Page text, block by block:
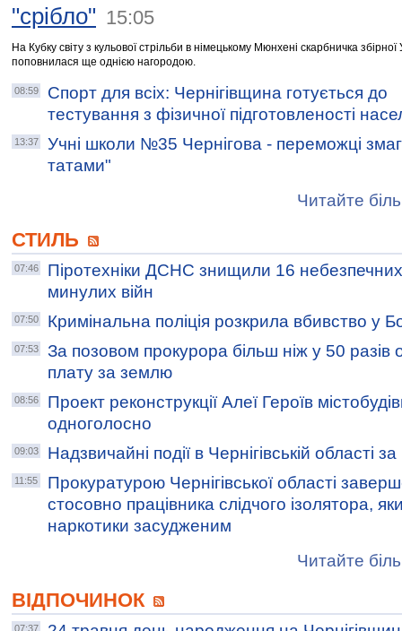
"срібло" 15:05
На Кубку світу з кульової стрільби в німецькому Мюнхені скарбничка збірної
поповнилася ще однією нагородою.
08:59
Спорт для всіх: Чернігівщина готується до
тестування з фізичної підготовленості
13:37
Учні школи №35 Чернігова - переможці
татами"
Читайте
СТИЛЬ
07:46
Піротехніки ДСНС знищили 16 небезпечних
минулих війн
07:50 Кримінальна поліція розкрила вбивство у
07:53
За позовом прокурора більш ніж у 50
плату за землю
08:56
Проект реконструкції Алеї Героїв
одноголосно
09:03 Надзвичайні події в Чернігівській області
11:55
Прокуратурою Чернігівської області
стосовно працівника слідчого ізолятора,
наркотики засудженим
Читайте
ВІДПОЧИНОК
07:37